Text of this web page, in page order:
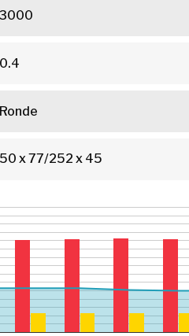
3000
0.4
Ronde
50 x 77/252 x 45